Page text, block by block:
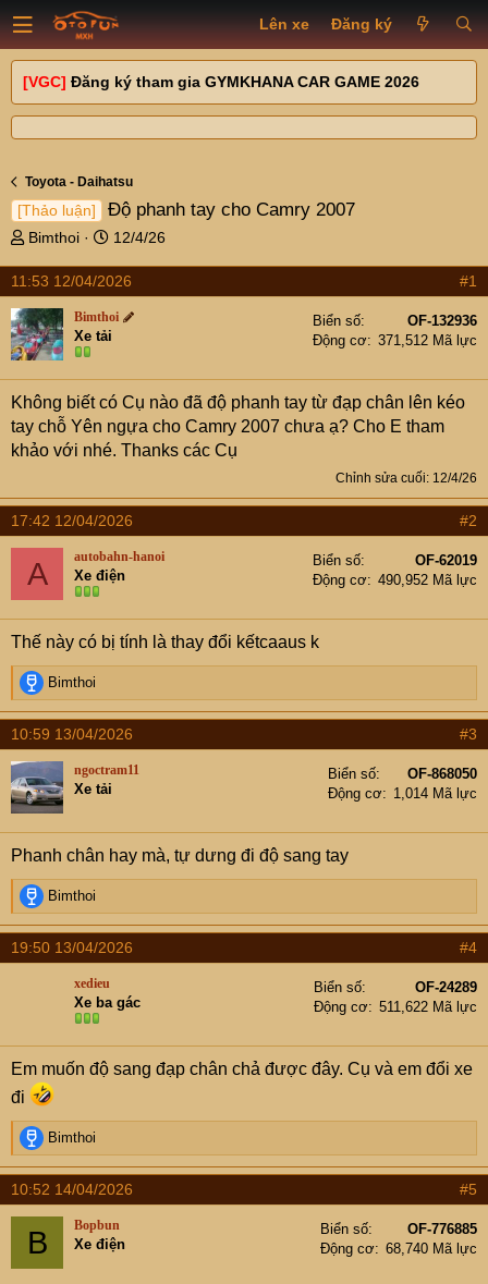
Lên xe Đăng ký
[VGC] Đăng ký tham gia GYMKHANA CAR GAME 2026
Toyota - Daihatsu
[Thảo luận] Độ phanh tay cho Camry 2007
T
r
e
a
d
s
t
a
r
t
Bimthoi
N
à
y
g
12/4/26
11:53 12/04/2026 #1
Bimthoi
Xe tải
Biển số
OF-132936
Động cơ
371,512 Mã lực
Không biết có Cụ nào đã độ phanh tay từ đạp chân lên kéo
tay chỗ Yên ngựa cho Camry 2007 chưa ạ? Cho E tham
khảo với nhé. Thanks các Cụ
Chỉnh sửa cuối: 12/4/26
17:42 12/04/2026 #2
A autobahn-hanoi
Xe điện
Biển số
OF-62019
Động cơ
490,952 Mã lực
Thế này có bị tính là thay đổi kếtcaaus k
R
e
a
c
t
i
o
n
s
:
Bimthoi
10:59 13/04/2026 #3
ngoctram11
Xe tải
Biển số
OF-868050
Động cơ
1,014 Mã lực
Phanh chân hay mà, tự dưng đi độ sang tay
R
e
a
c
s
:
Bimthoi
19:50 13/04/2026 #4
xedieu
Xe ba gác
Biển số
OF-24289
Động cơ
511,622 Mã lực
Em muốn độ sang đạp chân chả được đây. Cụ và em đổi xe
đi
R
e
a
c
t
n
Bimthoi
10:52 14/04/2026 #5
B Bopbun
Xe điện
Biển số
OF-776885
Động cơ
68,740 Mã lực